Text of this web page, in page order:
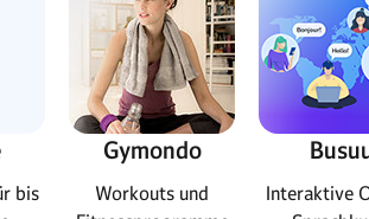
bis
Gymondo
Workouts und
Interaktive